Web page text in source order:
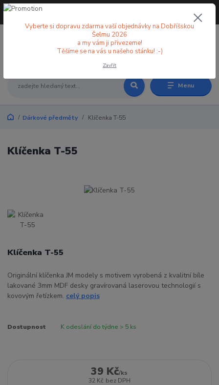
Menu
+420 773 998 582
Dárkové předměty Klíčenka T-55
Klíčenka T-55
Klíčenka T-55
Originální klíčenka JM modely s motivem vyrobená z kvalitní bíle
lakované 3mm MDF desky gravírovaná laserovou technologií s
kovovým řetízkem. celý popis
Dostupnost K odeslání do týdne > 5 ks
39 Kč/ks
32 Kč bez DPH
Vyberte si dopravu zdarma vaší objednávky na Dobříšskou
Šelmu 2026
a my vám ji přivezeme!
Těšíme se na vás u našeho stánku! :-)
Zavřít